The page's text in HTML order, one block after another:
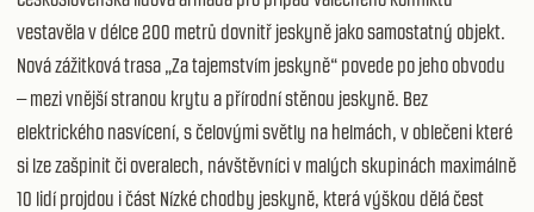
vestavěla v délce 200 metrů dovnitř jeskyně jako samostatný objekt.
Nová zážitková trasa „Za tajemstvím jeskyně“ povede po jeho obvodu
– mezi vnější stranou krytu a přírodní stěnou jeskyně. Bez
elektrického nasvícení, s čelovými světly na helmách, v oblečeni které
si lze zašpinit či overalech, návštěvníci v malých skupinách maximálně
10 lidí projdou i část Nízké chodby jeskyně, která výškou dělá čest